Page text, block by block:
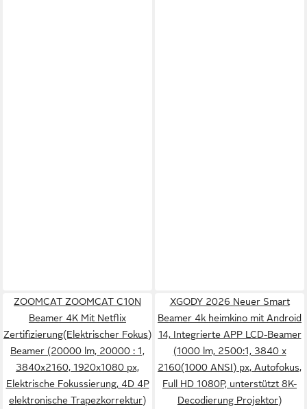
ZOOMCAT ZOOMCAT C10N
Beamer 4K Mit Netflix
Zertifizierung(Elektrischer Fokus)
Beamer (20000 lm, 20000 : 1,
3840x2160, 1920x1080 px,
Elektrische Fokussierung, 4D 4P
elektronische Trapezkorrektur)
XGODY 2026 Neuer Smart
Beamer 4k heimkino mit Android
14, Integrierte APP LCD-Beamer
(1000 lm, 2500:1, 3840 x
2160(1000 ANSI) px, Autofokus,
Full HD 1080P, unterstützt 8K-
Decodierung Projektor)